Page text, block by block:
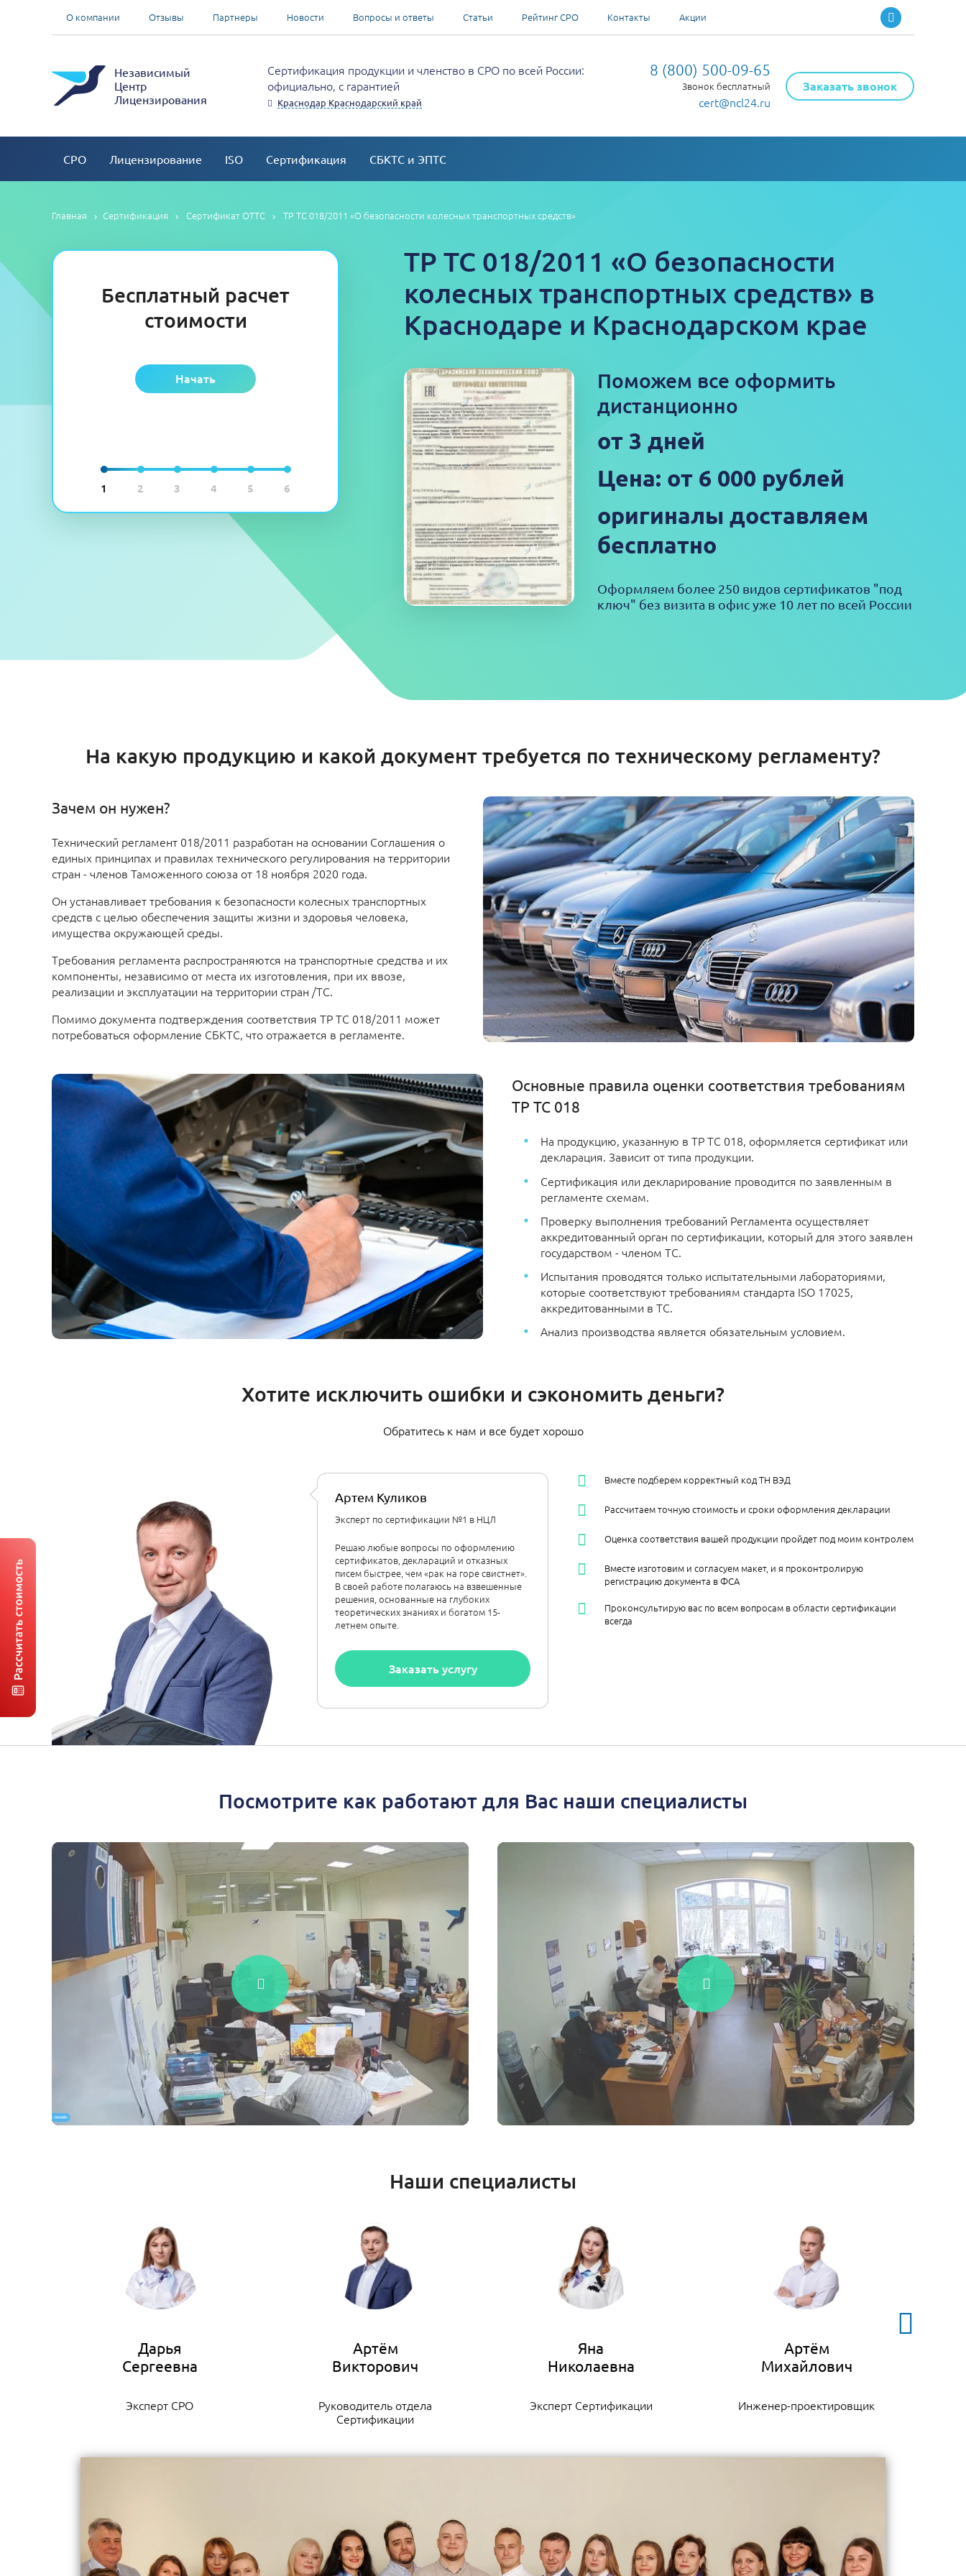
О компании Отзывы Партнеры Новости Вопросы и ответы Статьи Рейтинг СРО Контакты Акции
Независимый
Центр
Лицензирования
Сертификация продукции и членство в СРО по всей России:
официально, с гарантией
Краснодар Краснодарский край
8 (800) 500-09-65
Звонок бесплатный
cert@ncl24.ru
Заказать звонок
СРО Лицензирование ISO Сертификация СБКТС и ЭПТС
Главная Сертификация Сертификат ОТТС ТР ТС 018/2011 «О безопасности колесных транспортных средств»
1 2 3 4 5 6
Бесплатный расчет
стоимости
Начать
ТР ТС 018/2011 «О безопасности
колесных транспортных средств» в
Краснодаре и Краснодарском крае
Поможем все оформить
дистанционно
от 3 дней
Цена: от 6 000 рублей
оригиналы доставляем
бесплатно
Оформляем более 250 видов сертификатов "под
ключ" без визита в офис уже 10 лет по всей России
На какую продукцию и какой документ требуется по техническому регламенту?
Зачем он нужен?
Технический регламент 018/2011 разработан на основании Соглашения о
единых принципах и правилах технического регулирования на территории
стран - членов Таможенного союза от 18 ноября 2020 года.
Он устанавливает требования к безопасности колесных транспортных
средств с целью обеспечения защиты жизни и здоровья человека,
имущества окружающей среды.
Требования регламента распространяются на транспортные средства и их
компоненты, независимо от места их изготовления, при их ввозе,
реализации и эксплуатации на территории стран /ТС.
Помимо документа подтверждения соответствия ТР ТС 018/2011 может
потребоваться оформление СБКТС, что отражается в регламенте.
Основные правила оценки соответствия требованиям
ТР ТС 018
На продукцию, указанную в ТР ТС 018, оформляется сертификат или
декларация. Зависит от типа продукции.
Сертификация или декларирование проводится по заявленным в
регламенте схемам.
Проверку выполнения требований Регламента осуществляет
аккредитованный орган по сертификации, который для этого заявлен
государством - членом ТС.
Испытания проводятся только испытательными лабораториями,
которые соответствуют требованиям стандарта ISO 17025,
аккредитованными в ТС.
Анализ производства является обязательным условием.
Хотите исключить ошибки и сэкономить деньги?
Обратитесь к нам и все будет хорошо
Артем Куликов
Эксперт по сертификации №1 в НЦЛ
Решаю любые вопросы по оформлению
сертификатов, деклараций и отказных
писем быстрее, чем «рак на горе свистнет».
В своей работе полагаюсь на взвешенные
решения, основанные на глубоких
теоретических знаниях и богатом 15-
летнем опыте.
Заказать услугу
Вместе подберем корректный код ТН ВЭД
Рассчитаем точную стоимость и сроки оформления декларации
Оценка соответствия вашей продукции пройдет под моим контролем
Вместе изготовим и согласуем макет, и я проконтролирую
регистрацию документа в ФСА
Проконсультирую вас по всем вопросам в области сертификации
всегда
Посмотрите как работают для Вас наши специалисты
Наши специалисты
Дарья
Эксперт СРО
Артём
Руководитель отдела
Сертификации
Яна
Эксперт Сертификации
Артём
Инженер-проектировщик